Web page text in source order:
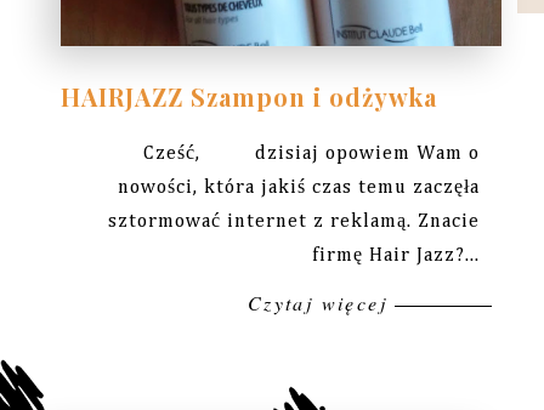
HAIRJAZZ Szampon i odżywka
Cześć, dzisiaj opowiem Wam o
nowości, która jakiś czas temu zaczęła
sztormować internet z reklamą. Znacie
firmę Hair Jazz?...
Czytaj więcej